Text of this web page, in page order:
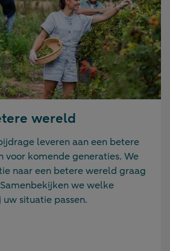
wereld
leveren aan een betere
voor komende generaties. We
naar een betere wereld graag
we welke
situatie passen.